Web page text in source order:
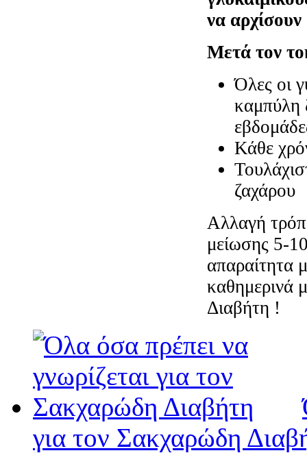
να αρχίσουν
Μετά τον
Όλες οι
καμπύλη
Κάθε
ζαχάρου
Αλλαγή
μείωσης 5-
απαραίτητα
καθημερινά
Διαβήτη !
για τον Σακχαρώδη